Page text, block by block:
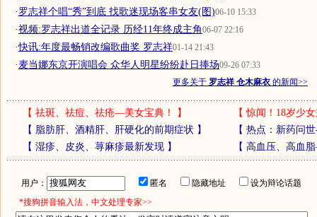
·罗志祥个唱“秀”到底 找歌迷现场客串女友(图)06-10 15:33
·视频:罗志祥出道全记录 历经11年终成主角06-07 22:16
·快讯:年度最畅销改编歌曲奖 罗志祥01-14 21:43
·麦当娜东京开演唱会 众华人明星纷纷赴日捧场09-26 07:33
更多关于 罗志祥 仓木麻衣 的新闻>>
【 祛斑、祛痘、祛疮—美女宝典！ 】 【惊闻！18岁少
【 脂肪肝、酒精肝、肝硬化的前期症状 】 【 热点：新药问
【 湿疹、皮炎、荨麻疹最新发现】 【 高血压、高血
用户： 匿名 隐藏地址
设为辩论话题
*搜狗拼音输入法，中文处理专家>>